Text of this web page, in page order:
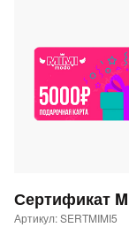
Артикул: SERTMIMI5